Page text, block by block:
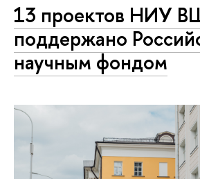
13 проектов НИУ
поддержано
научным фондом